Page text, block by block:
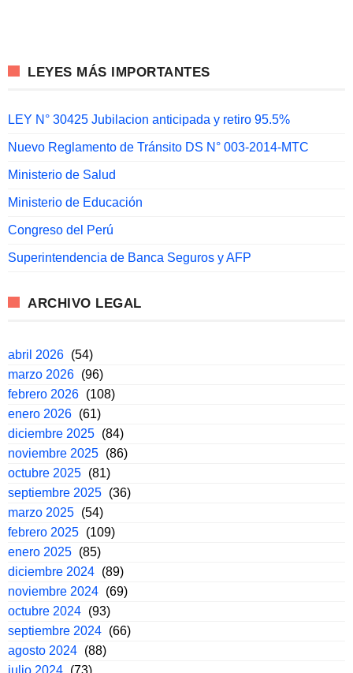
LEYES MÁS IMPORTANTES
LEY N° 30425 Jubilacion anticipada y retiro 95.5%
Nuevo Reglamento de Tránsito DS N° 003-2014-MTC
Ministerio de Salud
Ministerio de Educación
Congreso del Perú
Superintendencia de Banca Seguros y AFP
ARCHIVO LEGAL
abril 2026 (54)
marzo 2026 (96)
febrero 2026 (108)
enero 2026 (61)
diciembre 2025 (84)
noviembre 2025 (86)
octubre 2025 (81)
septiembre 2025 (36)
marzo 2025 (54)
febrero 2025 (109)
enero 2025 (85)
diciembre 2024 (89)
noviembre 2024 (69)
octubre 2024 (93)
septiembre 2024 (66)
agosto 2024 (88)
julio 2024 (73)